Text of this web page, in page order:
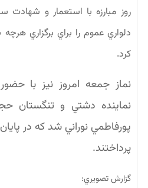
روز مبارزه با استعمار و شهادت
دلواري عموم را براي برگزاري
كرد.
نماز جمعه امروز نيز با
نماينده دشتي و تنگستان
پورفاطمي نوراني شد كه در
پرداختند.
گزارش تصويري: